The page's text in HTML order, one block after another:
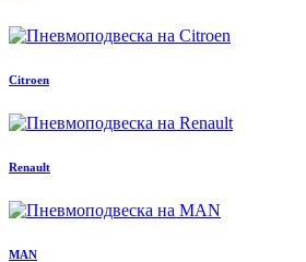
Citroen
Renault
MAN